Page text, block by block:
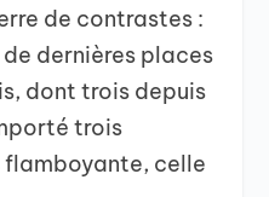
de contrastes :
dernières places
dont trois depuis
trois
celle